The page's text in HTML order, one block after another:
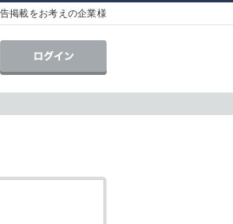
掲載をお考えの企業様